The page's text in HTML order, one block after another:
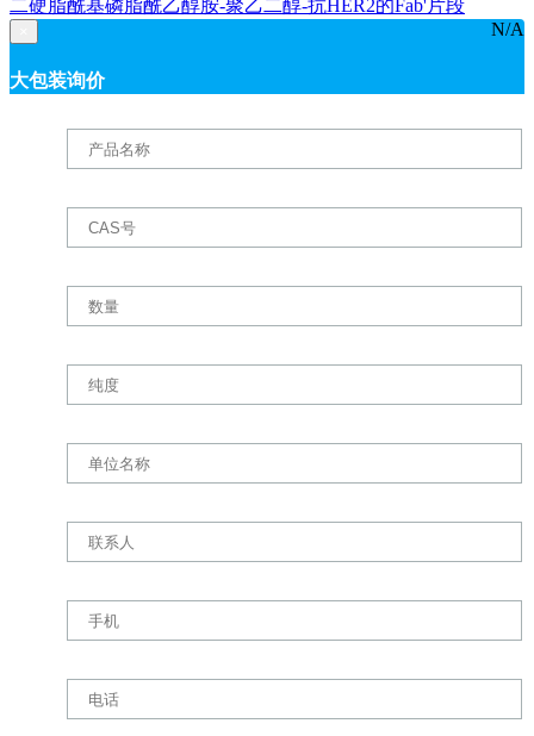
二硬脂酰基磷脂酰乙醇胺-聚乙二醇-抗HER2的Fab'片段
N/A
大包装询价